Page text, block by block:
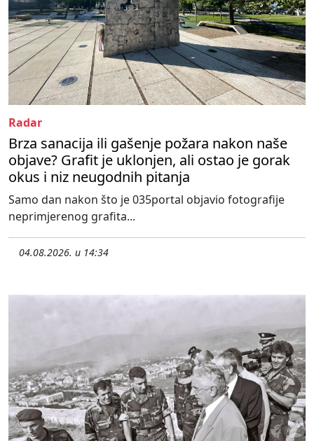
Radar
Brza sanacija ili gašenje požara nakon naše
objave? Grafit je uklonjen, ali ostao je gorak
okus i niz neugodnih pitanja
Samo dan nakon što je 035portal objavio fotografije
neprimjerenog grafita...
04.08.2026. u 14:34